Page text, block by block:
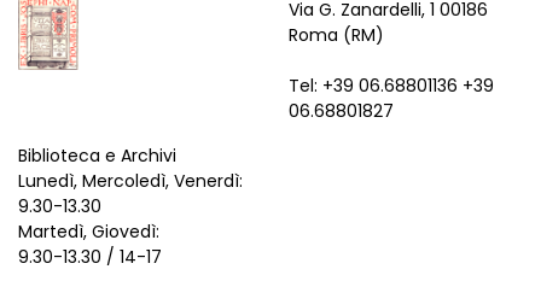
Via G. Zanardelli, 1 00186
Roma (RM)
Tel: +39 06.68801136 +39
06.68801827
Biblioteca e Archivi
Lunedì, Mercoledì, Venerdì:
9.30-13.30
Martedì, Giovedì:
9.30-13.30 / 14-17